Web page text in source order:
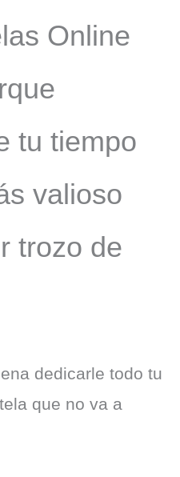
Online
tu tiempo
valioso
trozo de
dedicarle todo tu
que no va a